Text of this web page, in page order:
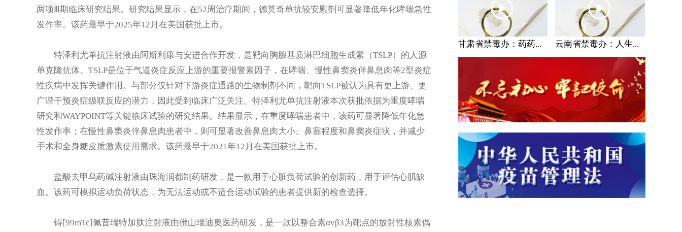
两项Ⅲ期临床研究结果。研究结果显示，在52周治疗期间，德莫奇单抗较安慰剂可显著降低年化哮喘急性
发作率。该药最早于2025年12月在美国获批上市。
特泽利尤单抗注射液由阿斯利康与安进合作开发，是靶向胸腺基质淋巴细胞生成素（TSLP）的人源
单克隆抗体。TSLP是位于气道炎症反应上游的重要报警素因子，在哮喘、慢性鼻窦炎伴鼻息肉等2型炎症
性疾病中发挥关键作用。与部分仅针对下游炎症通路的生物制剂不同，靶向TSLP被认为具有更上游、更
广谱干预炎症级联反应的潜力，因此受到临床广泛关注。特泽利尤单抗注射液本次获批依据为重度哮喘
研究和WAYPOINT等关键临床试验的研究结果。结果显示，在重度哮喘患者中，该药可显著降低年化急
性发作率；在慢性鼻窦炎伴鼻息肉患者中，则可显著改善鼻息肉大小、鼻塞程度和鼻窦炎症状，并减少
手术和全身糖皮质激素使用需求。该药最早于2021年12月在美国获批上市。
盐酸去甲乌药碱注射液由珠海润都制药研发，是一款用于心脏负荷试验的创新药，用于评估心肌缺
血。该药可模拟运动负荷状态，为无法运动或不适合运动试验的患者提供新的检查选择。
锝[99mTc]佩昔瑞特加肽注射液由佛山瑞迪奥医药研发，是一款以整合素αvβ3为靶点的放射性核素偶
甘肃省禁毒办：药药... 云南省禁毒办：人生...